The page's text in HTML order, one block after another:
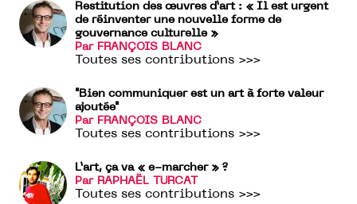
Restitution des œuvres d’art : « Il est urgent
de réinventer une nouvelle forme de
gouvernance culturelle »
Par FRANÇOIS BLANC
Toutes ses contributions >>>
"Bien communiquer est un art à forte valeur
ajoutée"
Par FRANÇOIS BLANC
Toutes ses contributions >>>
L’art, ça va « e-marcher » ?
Par RAPHAËL TURCAT
Toutes ses contributions >>>